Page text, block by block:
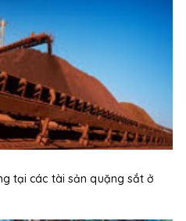
tại các tài sản quặng sắt ở